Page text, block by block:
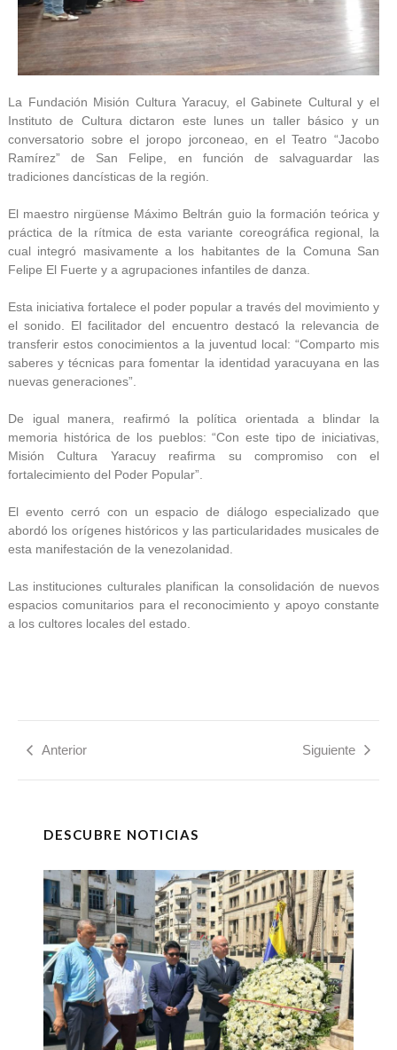
La Fundación Misión Cultura Yaracuy, el Gabinete Cultural y el
Instituto de Cultura dictaron este lunes un taller básico y un
conversatorio sobre el joropo jorconeao, en el Teatro “Jacobo
Ramírez” de San Felipe, en función de salvaguardar las
tradiciones dancísticas de la región.
El maestro nirgüense Máximo Beltrán guio la formación teórica y
práctica de la rítmica de esta variante coreográfica regional, la
cual integró masivamente a los habitantes de la Comuna San
Felipe El Fuerte y a agrupaciones infantiles de danza.
Esta iniciativa fortalece el poder popular a través del movimiento y
el sonido. El facilitador del encuentro destacó la relevancia de
transferir estos conocimientos a la juventud local: “Comparto mis
saberes y técnicas para fomentar la identidad yaracuyana en las
nuevas generaciones”.
De igual manera, reafirmó la política orientada a blindar la
memoria histórica de los pueblos: “Con este tipo de iniciativas,
Misión Cultura Yaracuy reafirma su compromiso con el
fortalecimiento del Poder Popular”.
El evento cerró con un espacio de diálogo especializado que
abordó los orígenes históricos y las particularidades musicales de
esta manifestación de la venezolanidad.
Las instituciones culturales planifican la consolidación de nuevos
espacios comunitarios para el reconocimiento y apoyo constante
a los cultores locales del estado.
Anterior Siguiente
DESCUBRE NOTICIAS